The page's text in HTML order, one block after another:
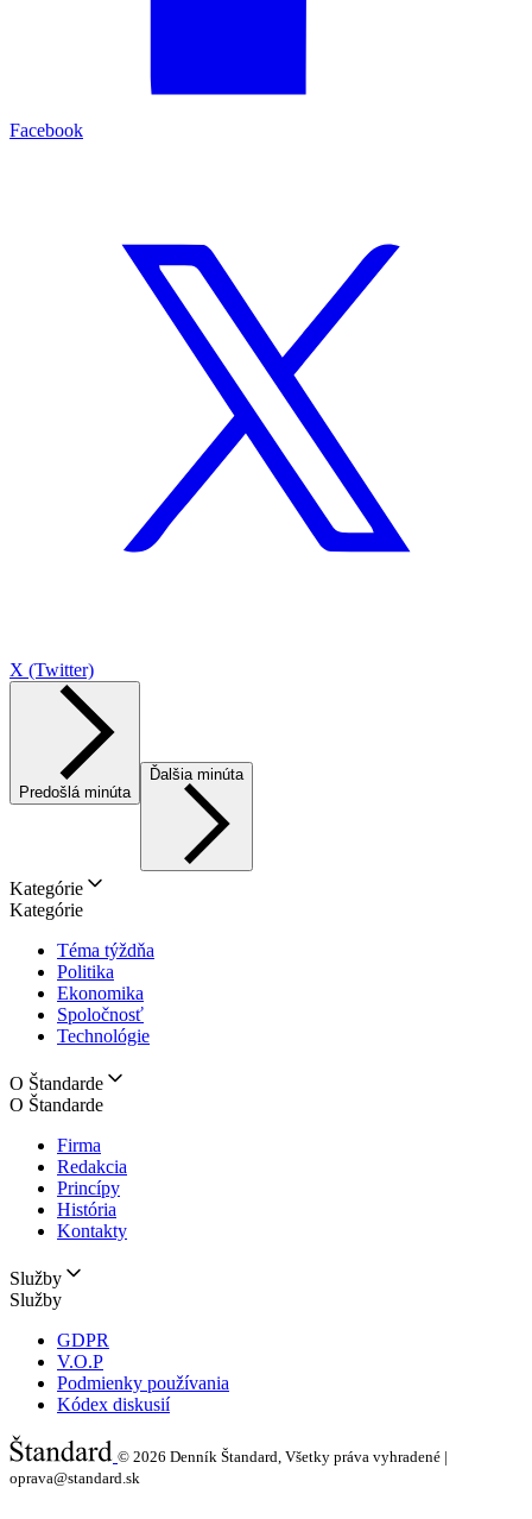
Facebook
X (Twitter)
Predošlá minúta
Ďalšia minúta
Kategórie
Kategórie
Téma týždňa
Politika
Ekonomika
Spoločnosť
Technológie
O Štandarde
O Štandarde
Firma
Redakcia
Princípy
História
Kontakty
Služby
Služby
GDPR
V.O.P
Podmienky používania
Kódex diskusií
© 2026 Denník Štandard, Všetky práva vyhradené |
oprava@standard.sk